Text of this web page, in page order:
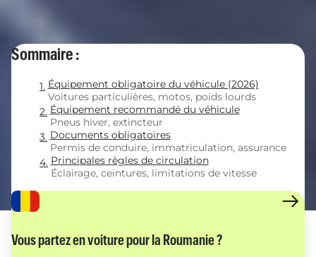
Sommaire :
Équipement obligatoire du véhicule (2026)
Voitures particulières, motos, poids lourds
Équipement recommandé du véhicule
Pneus hiver, extincteur
Documents obligatoires
Permis de conduire, immatriculation, assurance
Principales règles de circulation
Éclairage, ceintures, limitations de vitesse
Vous partez en voiture pour la Roumanie ?